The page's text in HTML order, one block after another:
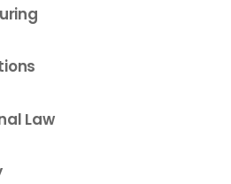
Law